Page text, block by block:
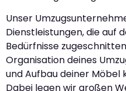
Unser
Dienstleistungen, die auf
Bedürfnisse
Organisation deines
und Aufbau deiner Möbel
Dabei legen wir großen